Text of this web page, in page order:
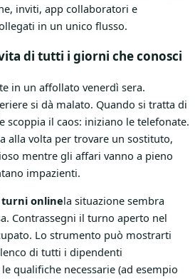
inviti, app collaboratori e
in un unico flusso.
di tutti i giorni che conosci
in un affollato venerdì sera.
si dà malato. Quando si tratta di
scoppia il caos: iniziano le telefonate.
alla volta per trovare un sostituto,
mentre gli affari vanno a pieno
impazienti.
onlinela situazione sembra
Contrassegni il turno aperto nel
Lo strumento può mostrarti
di tutti i dipendenti
qualifiche necessarie (ad esempio